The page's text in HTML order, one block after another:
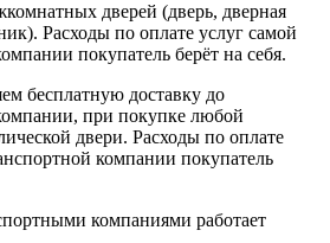
дверей (дверь, дверная
Расходы по оплате услуг самой
покупатель берёт на себя.
бесплатную доставку до
при покупке любой
двери. Расходы по оплате
компании покупатель
компаниями работает